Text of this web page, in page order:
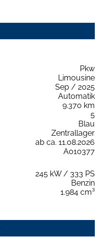
Pkw
Limousine
Sep / 2025
Automatik
9.370 km
5
Blau
Zentrallager
ab ca. 11.08.2026
A010377
245 kW / 333 PS
Benzin
1.984 cm³